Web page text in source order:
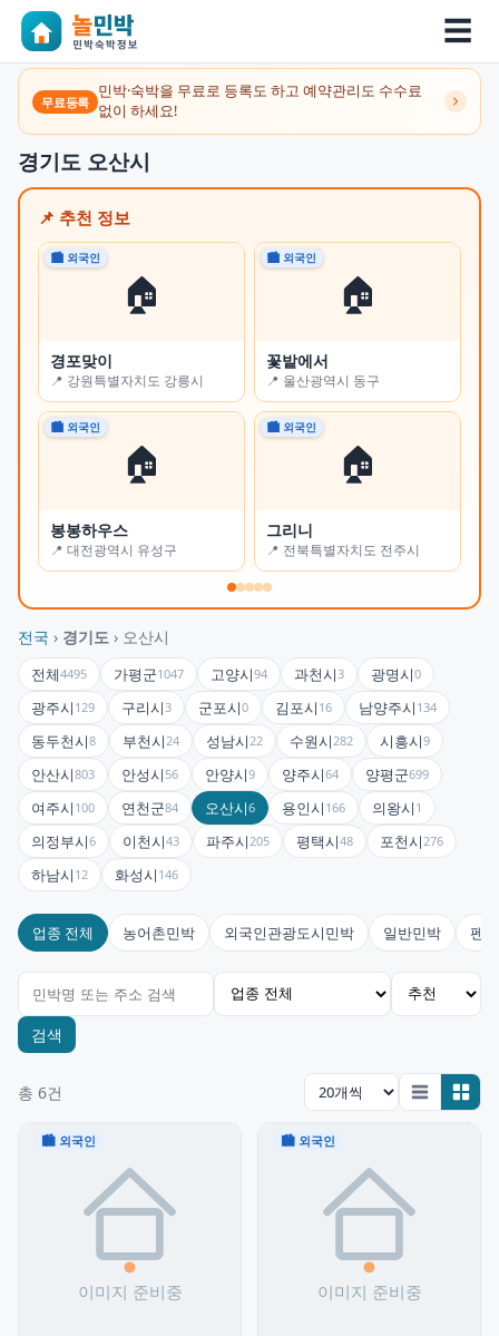
☰
무료등록
민박·숙박을 무료로 등록도 하고 예약관리도 수수료
없이 하세요!
경기도 오산시
📌 추천 정보
🏠
🏙 외국인
경포맞이
📍 강원특별자치도 강릉시
🏠
🏙 외국인
꽃밭에서
📍 울산광역시 동구
🏠
🏙 외국인
봉봉하우스
📍 대전광역시 유성구
🏠
🏙 외국인
그리니
📍 전북특별자치도 전주시
전국 › 경기도 › 오산시
전체4495 가평군1047 고양시94 과천시3 광명시0
광주시 129 구리시3 군포시0 김포시 16 남양주시 134
동두천시8 부천시24 성남시22 수원시282 시흥시9
안산시803 안성시 56 안양시9 양주시64 양평군699
여주시 100 연천군84 오산시6 용인시 166 의왕시 1
의정부시6 이천시43 파주시205 평택시48 포천시276
하남시 12 화성시 146
업종 전체 농어촌민박 외국인관광도시민박 일반민박 펜션
검색
총 6건
🏙 외국인 🏙 외국인